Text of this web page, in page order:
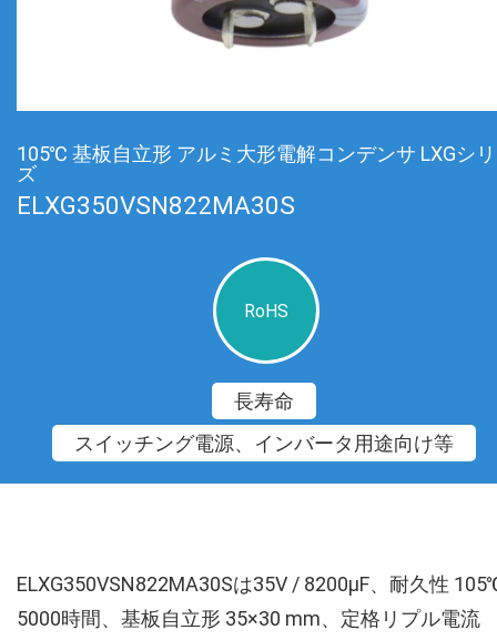
105℃ 基板自立形 アルミ大形電解コンデンサ LXGシ
ズ
ELXG350VSN822MA30S
RoHS
長寿命
スイッチング電源、インバータ用途向け等
ELXG350VSN822MA30Sは35V / 8200µF、耐久性
5000時間、基板自立形 35×30 mm、定格リプル電流